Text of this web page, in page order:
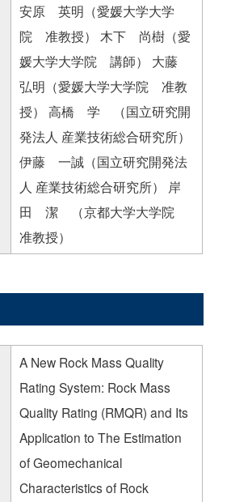
安原 英明（愛媛大学大学
院 准教授） 木下 尚樹（愛
媛大学大学院 講師） 大藤
弘明（愛媛大学大学院 准教
授） 高橋 学 （国立研究開
発法人 産業技術総合研究所）
伊藤 一誠（国立研究開発法
人 産業技術総合研究所） 岸
田 潔 （京都大学大学院
准教授）
A New Rock Mass Quality
Rating System: Rock Mass
Quality Rating (RMQR) and Its
Application to The Estimation
of Geomechanical
Characteristics of Rock